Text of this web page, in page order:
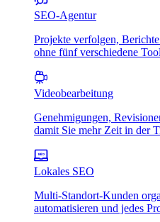
SEO-Agentur
Projekte verfolgen,
ohne fünf verschiedene
Videobearbeitung
Genehmigungen,
damit Sie mehr Zeit in der
Lokales SEO
Multi-Standort-Kunden
automatisieren und jedes